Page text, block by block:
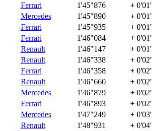
Ferrari 1'45"876 +
Mercedes 1'45"890 +
Ferrari 1'45"935 +
Ferrari 1'46"084 +
Renault 1'46"147 +
Renault 1'46"338 +
Ferrari 1'46"358 +
Renault 1'46"660 +
Mercedes 1'46"879 +
Ferrari 1'46"893 +
Mercedes 1'47"249 +
Renault 1'48"931 +